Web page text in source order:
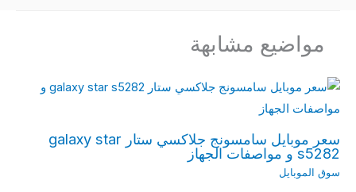
مواضيع مشابهة
سعر موبايل سامسونج جلاكسي ستار galaxy star
s5282 و مواصفات الجهاز
سوق الموبايل